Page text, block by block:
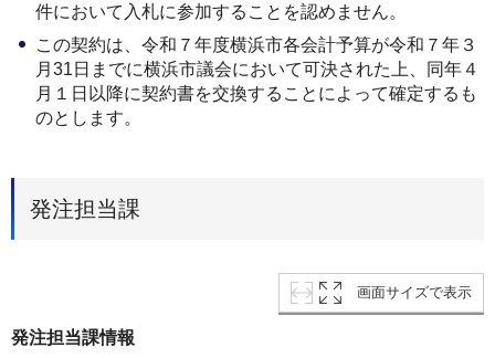
件において⼊札に参加することを認めません。
この契約は、令和７年度横浜市各会計予算が令和７年３
⽉31⽇までに横浜市議会において可決された上、同年４
⽉１⽇以降に契約書を交換することによって確定するも
のとします。
発注担当課
画面サイズで表示
発注担当課情報